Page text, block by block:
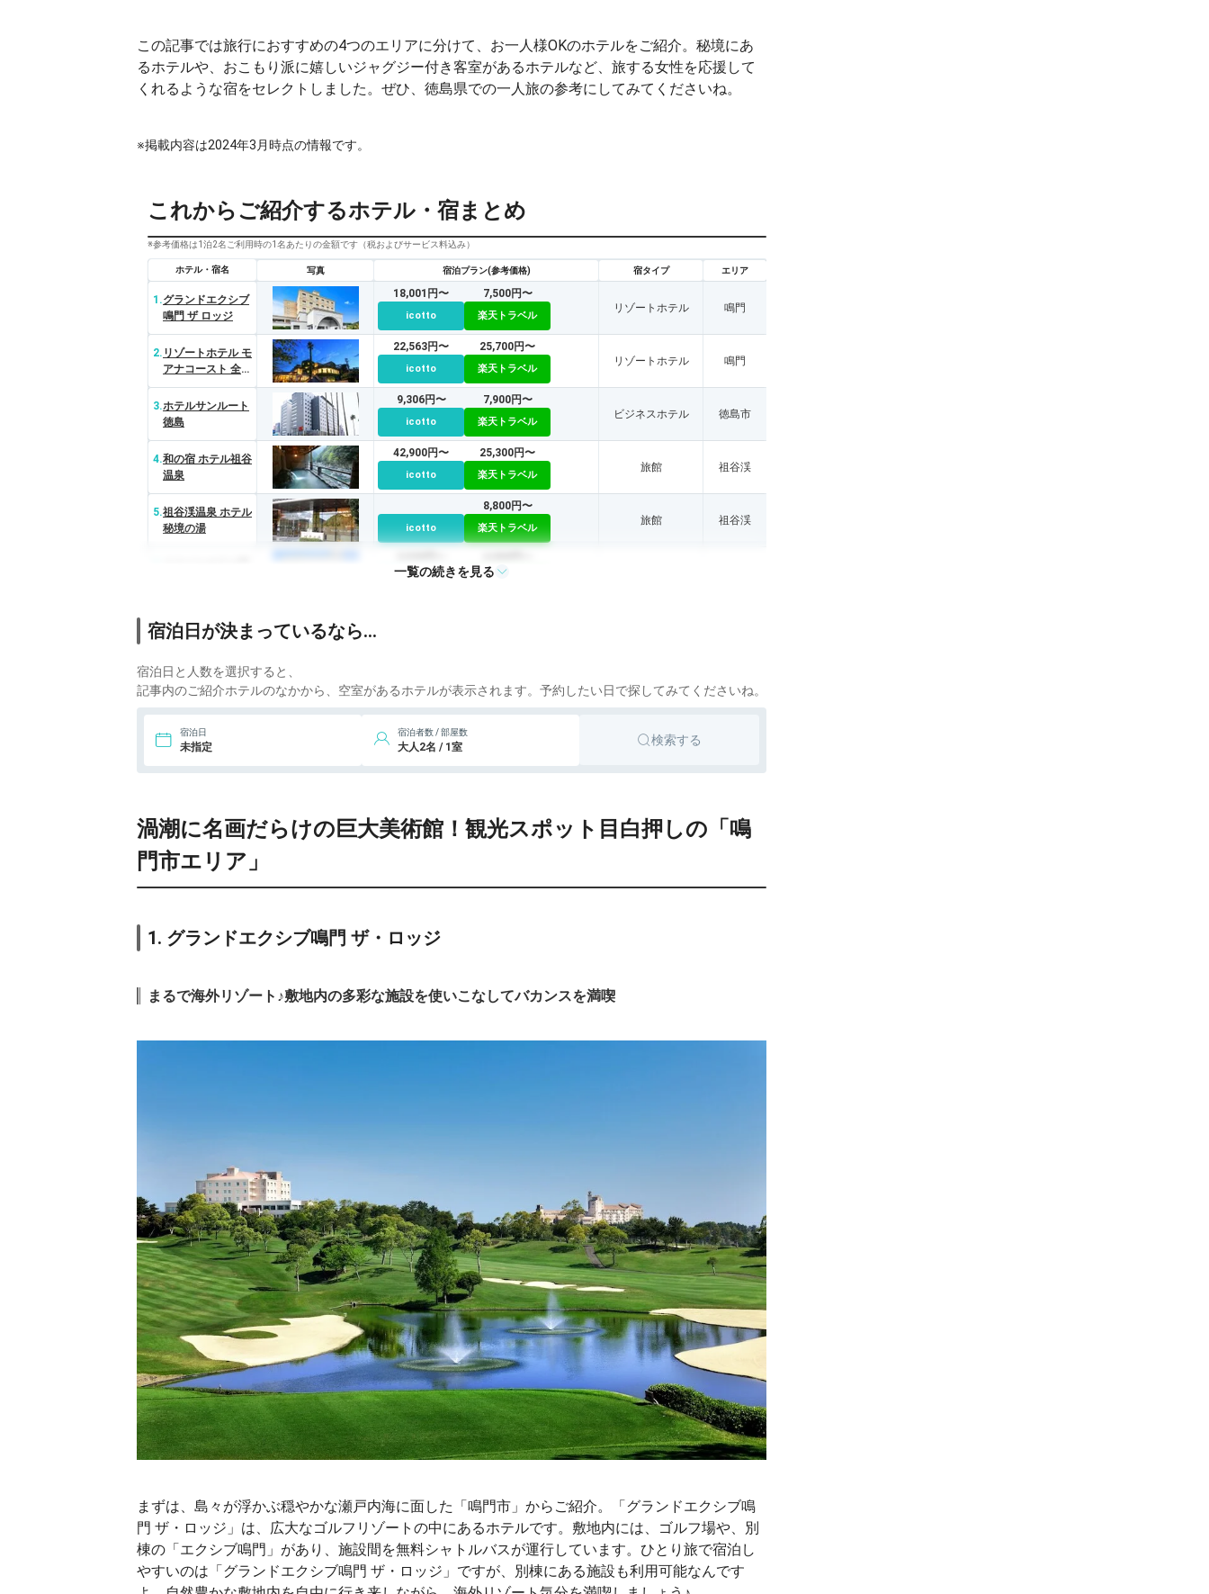
この記事では旅行におすすめの4つのエリアに分けて、お一人様OKのホテルをご紹介。秘境にあ
るホテルや、おこもり派に嬉しいジャグジー付き客室があるホテルなど、旅する女性を応援して
くれるような宿をセレクトしました。ぜひ、徳島県での一人旅の参考にしてみてくださいね。
※掲載内容は2024年3月時点の情報です。
これからご紹介するホテル・宿まとめ
※参考価格は1泊2名ご利用時の1名あたりの金額です（税およびサービス料込み）
ホテル・宿名 写真 宿泊プラン(参考価格) 宿タイプ エリア
1.グランドエクシブ
鳴門 ザ ロッジ
18,001円〜
icotto
7,500円〜
楽天トラベル
リゾートホテル 鳴門
2. リゾートホテル モ
アナコースト 全室
露天風呂付き 大人
の隠れ家
22,563円〜
icotto
25,700円〜
楽天トラベル
リゾートホテル 鳴門
3.ホテルサンルート
徳島
9,306円〜
icotto
7,900円〜
楽天トラベル
ビジネスホテル 徳島市
4.和の宿 ホテル祖谷
温泉
42,900円〜
icotto
25,300円〜
楽天トラベル
旅館 祖谷渓
5.祖谷渓温泉 ホテル
秘境の湯
icotto
8,800円〜
楽天トラベル
旅館 祖谷渓
icotto 楽天トラベル
7.
えびす洞温泉 ホテ
ル 白い燈台
一覧の続きを見る
宿泊日が決まっているなら…
宿泊日と人数を選択すると、
記事内のご紹介ホテルのなかから、空室があるホテルが表示されます。予約したい日で探してみてくださいね。
宿泊日
未指定
宿泊者数 / 部屋数
大人2名 / 1室 検索する
渦潮に名画だらけの巨大美術館！観光スポット目白押しの「鳴
門市エリア」
1. グランドエクシブ鳴門 ザ・ロッジ
まるで海外リゾート♪敷地内の多彩な施設を使いこなしてバカンスを満喫
まずは、島々が浮かぶ穏やかな瀬戸内海に面した「鳴門市」からご紹介。「グランドエクシブ鳴
門 ザ・ロッジ」は、広大なゴルフリゾートの中にあるホテルです。敷地内には、ゴルフ場や、別
棟の「エクシブ鳴門」があり、施設間を無料シャトルバスが運行しています。ひとり旅で宿泊し
やすいのは「グランドエクシブ鳴門 ザ・ロッジ」ですが、別棟にある施設も利用可能なんです